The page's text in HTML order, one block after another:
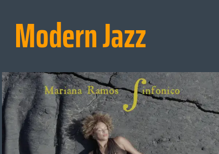
Modern Jazz